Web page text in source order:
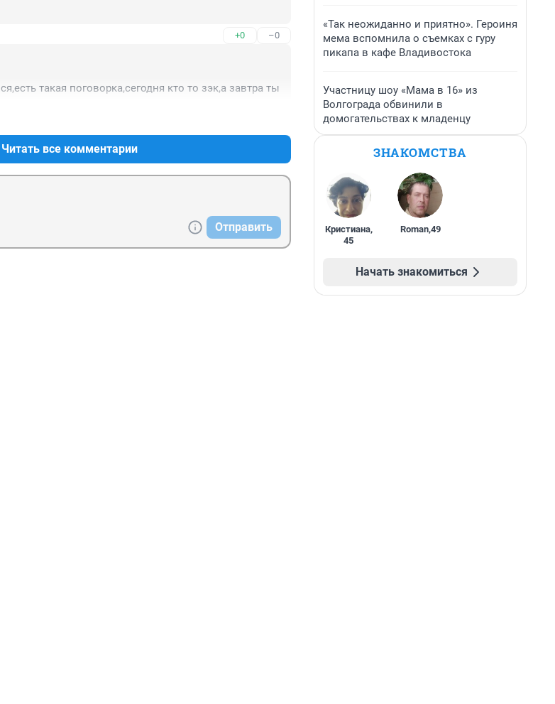
+0 –0
такая поговорка,сегодня кто то зэк,а завтра ты
Читать все комментарии
Отправить
«Так неожиданно и приятно». Героиня
мема вспомнила о съемках с гуру
пикапа в кафе Владивостока
Участницу шоу «Мама в 16» из
Волгограда обвинили в
домогательствах к младенцу
ЗНАКОМСТВА
Кристиана,
45
Roman,49
Начать знакомиться